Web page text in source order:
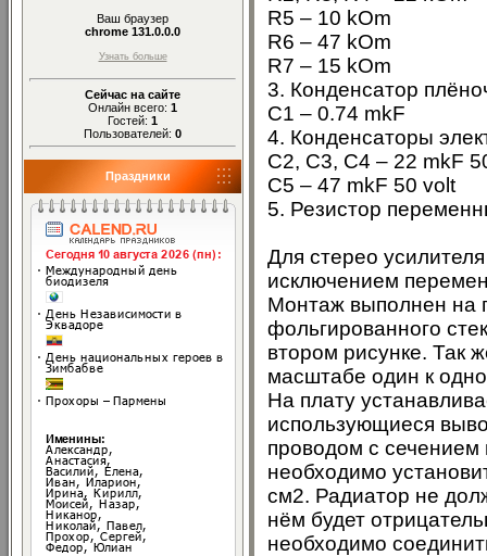
Ваш браузер
chrome 131.0.0.0
Узнать больше
Сейчас на сайте
Онлайн всего: 1
Гостей: 1
Пользователей: 0
Праздники
R5 – 10 kOm
R6 – 47 kOm
R7 – 15 kOm
3. Конденсатор
C1 – 0.74 mkF
4. Конденсаторы
C2, C3, C4 – 22 mkF
C5 – 47 mkF 50 volt
5. Резистор
Для стерео
исключением
Монтаж выполнен на
фольгированного
втором рисунке. Так
масштабе один к
На плату
использующиеся
проводом с
необходимо
см2. Радиатор не
нём будет
необходимо